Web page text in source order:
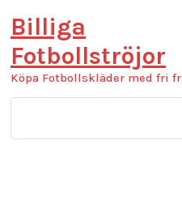
Billiga
Fotbollströjor
Köpa Fotbollskläder med fri